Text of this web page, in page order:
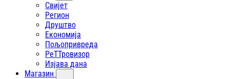
Свијет
Регион
Друштво
Економија
Пољопривреда
РеТТровизор
Изјава дана
Магазин